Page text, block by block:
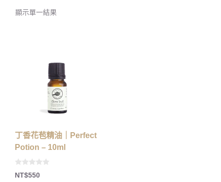
顯示單一結果
丁香花苞精油｜Perfect
Potion – 10ml
0
o
NT$550